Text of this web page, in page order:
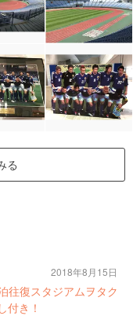
る
往復スタジアムヲタク
付き！
2018年8月15日